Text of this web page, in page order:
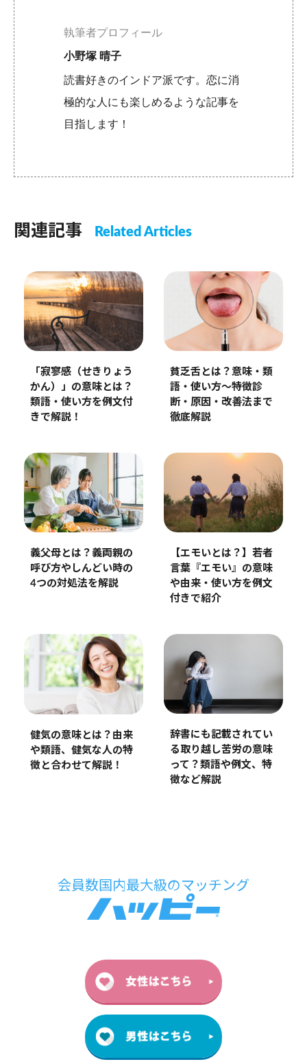
執筆者プロフィール
小野塚 晴子
読書好きのインドア派です。恋に消
極的な人にも楽しめるような記事を
目指します！
関連記事 Related Articles
「寂寥感（せきりょう
かん）」の意味とは？
類語・使い方を例文付
きで解説！
貧乏舌とは？意味・類
語・使い方〜特徴診
断・原因・改善法まで
徹底解説
義父母とは？義両親の
呼び方やしんどい時の
4つの対処法を解説
【エモいとは？】若者
言葉『エモい』の意味
や由来・使い方を例文
付きで紹介
健気の意味とは？由来
や類語、健気な人の特
徴と合わせて解説！
辞書にも記載されてい
る取り越し苦労の意味
って？類語や例文、特
徴など解説